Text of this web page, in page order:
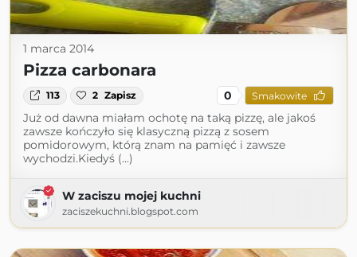
1 marca 2014
Pizza carbonara
113 2 Zapisz 0 Smakowite
Już od dawna miałam ochotę na taką pizzę, ale jakoś
zawsze kończyło się klasyczną pizzą z sosem
pomidorowym, którą znam na pamięć i zawsze
wychodzi.Kiedyś (...)
W zaciszu mojej kuchni
zaciszekuchni.blogspot.com